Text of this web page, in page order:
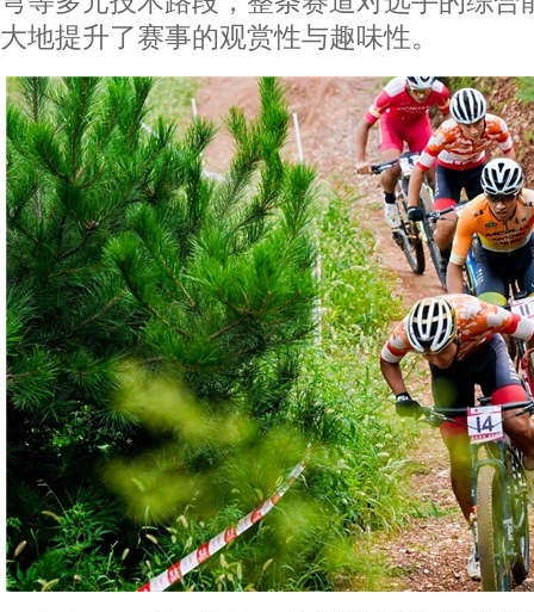
大地提升了赛事的观赏性与趣味性。